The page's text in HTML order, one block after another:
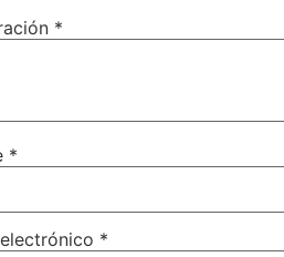
*
*
*